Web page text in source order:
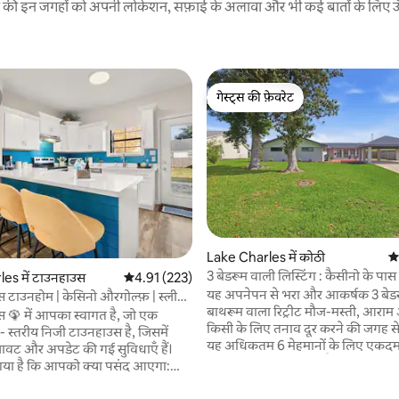
इन जगहों को अपनी लोकेशन, सफ़ाई के अलावा और भी कई बातों के लिए
में टाउनहाउस औसत रेटिंग 5 में से 4.91, 223 समीक्षाएँ
4.91 (223)
| केसिनो औरगोल्फ़ | स्लीप
🦚 में आपका स्वागत है, जो एक
निजी टाउनहाउस है, जिसमें
और अपडेट की गई सुविधाएँ हैं।
है कि आपको क्या पसंद आएगा:
गेस्ट्स की फ़ेवरेट
गेस्ट्स की फ़ेवरेट
Lake Charles में कोठी
3 बेडरूम वाली लिस्टिंग : कैसीनो के पास
पूल
यह अपनेपन से भरा और आकर्षक 3
बाथरूम वाला रिट्रीट मौज-मस्ती,
किसी के लिए तनाव दूर करने की जगह से
यह अधिकतम 6 मेहमानों के लिए